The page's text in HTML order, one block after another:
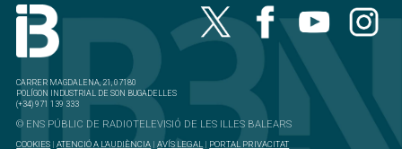
CARRER MAGDALENA, 21, 07180
POLÍGON INDUSTRIAL DE SON BUGADELLES
(+34) 971 139 333
© ENS PÚBLIC DE RADIOTELEVISIÓ DE LES ILLES BALEARS
COOKIES |ATENCIÓ A L'AUDIÈNCIA |AVÍS LEGAL | PORTAL PRIVACITAT